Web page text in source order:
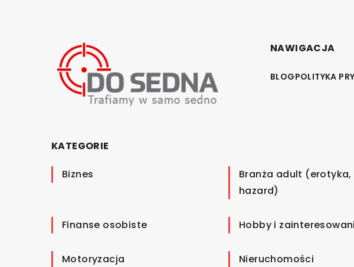
NAWIGACJA
BLOGPOLITYKA
KATEGORIE
Biznes
Branża adult (erotyka,
hazard)
Finanse osobiste Hobby i
Motoryzacja Nieruchomości